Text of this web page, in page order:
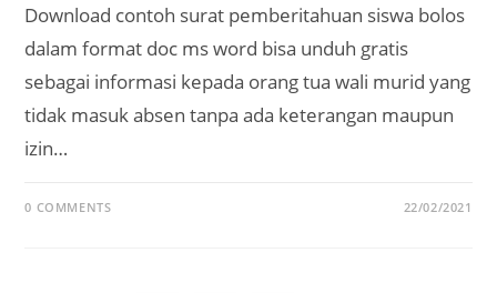
Download contoh surat pemberitahuan siswa bolos
dalam format doc ms word bisa unduh gratis
sebagai informasi kepada orang tua wali murid yang
tidak masuk absen tanpa ada keterangan maupun
izin…
0 COMMENTS 22/02/2021